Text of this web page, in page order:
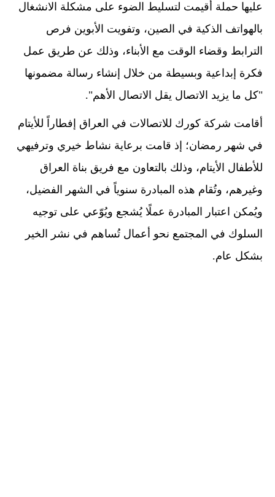
عليها حملة أُقيمت لتسليط الضوء على مشكلة الانشغال
بالهواتف الذكية في الصين، وتفويت الأبوين فرص
الترابط وقضاء الوقت مع الأبناء، وذلك عن طريق عمل
فكرة إبداعية وبسيطة من خلال إنشاء رسالة مضمونها
"كل ما يزيد الاتصال يقل الاتصال الأهم".
أقامت شركة كورك للاتصالات في العراق إفطاراً للأيتام
في شهر رمضان؛ إذ قامت برعاية نشاط خيري وترفيهي
للأطفال الأيتام، وذلك بالتعاون مع فريق بناة العراق
وغيرهم، وتُقام هذه المبادرة سنوياً في الشهر الفضيل،
ويُمكن اعتبار المبادرة عملًا يُشجع ويُوّعي على توجيه
السلوك في المجتمع نحو أعمال تُساهم في نشر الخير
بشكل عام.